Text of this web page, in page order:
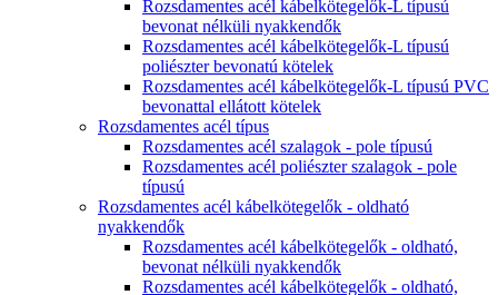
Rozsdamentes acél kábelkötegelők-L típusú
bevonat nélküli nyakkendők
Rozsdamentes acél kábelkötegelők-L típusú
poliészter bevonatú kötelek
Rozsdamentes acél kábelkötegelők-L típusú PVC
bevonattal ellátott kötelek
Rozsdamentes acél típus
Rozsdamentes acél szalagok - pole típusú
Rozsdamentes acél poliészter szalagok - pole
típusú
Rozsdamentes acél kábelkötegelők - oldható
nyakkendők
Rozsdamentes acél kábelkötegelők - oldható,
bevonat nélküli nyakkendők
Rozsdamentes acél kábelkötegelők - oldható,